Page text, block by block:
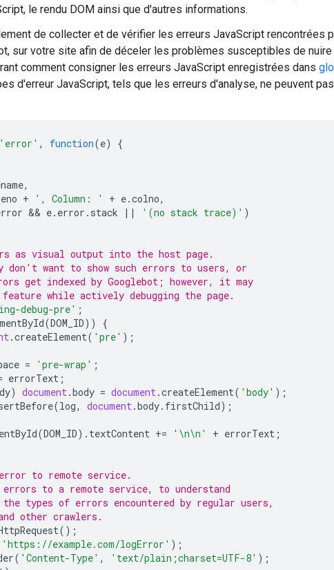
le rendu DOM ainsi que d'autres informations.
de collecter et de vérifier les erreurs JavaScript rencontrées
sur votre site afin de déceler les problèmes susceptibles de nuire
comment consigner les erreurs JavaScript enregistrées dans
d'erreur JavaScript, tels que les erreurs d'analyse, ne peuvent
'error' , function(e)
{
,
+ ', Column: ' + e.colno,
&& e. error . stack || '(no stack trace)' )
as visual output into the host page.
don't want to show such errors to users, or
get indexed by Googlebot; however, it may
while actively debugging the page.
debug-pre' ;
(DOM_ID))
{
.createElement( 'pre' );
= 'pre-wrap' ;
errorText ;
) document.body = document.createElement( 'body' );
(log, document.body. firstChild);
(DOM_ID). textContent += '\n\n' + errorText ;
to remote service.
to a remote service, to understand
types of errors encountered by regular users,
other crawlers.
();
'https://example.com/logError' );
( 'Content-Type' , 'text/plain;charset=UTF-8' );